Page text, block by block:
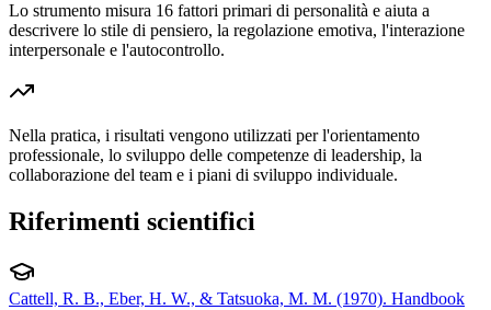
Lo strumento misura 16 fattori primari di personalità e aiuta a
descrivere lo stile di pensiero, la regolazione emotiva, l'interazione
interpersonale e l'autocontrollo.
Nella pratica, i risultati vengono utilizzati per l'orientamento
professionale, lo sviluppo delle competenze di leadership, la
collaborazione del team e i piani di sviluppo individuale.
Riferimenti scientifici
Cattell, R. B., Eber, H. W., & Tatsuoka, M. M. (1970). Handbook